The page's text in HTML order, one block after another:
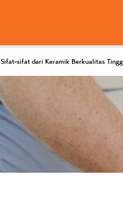
Sifat-sifat dari Keramik Berkualitas